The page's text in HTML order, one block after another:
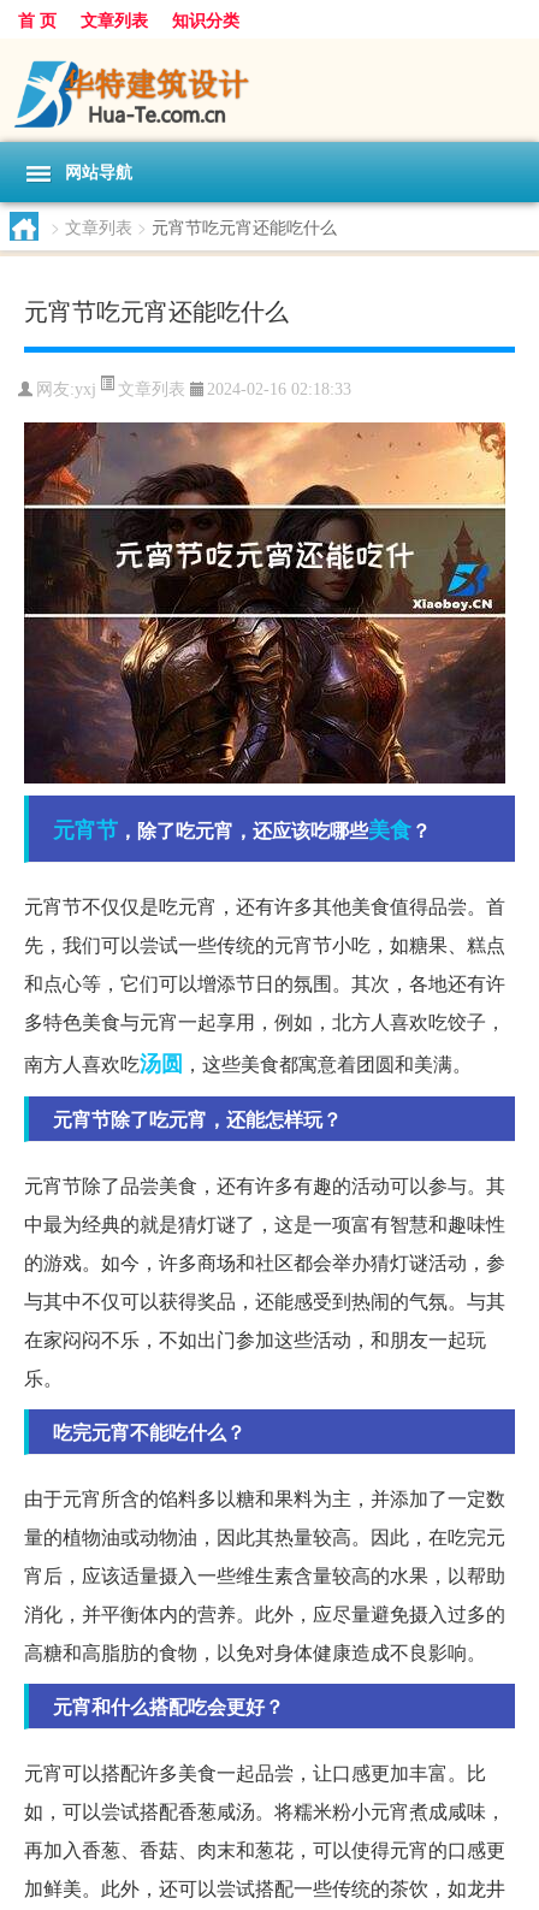
首 页 文章列表 知识分类
网站导航
> 文章列表 > 元宵节吃元宵还能吃什么
元宵节吃元宵还能吃什么
网友:yxj 文章列表 2024-02-16 02:18:33
元宵节 ，除了吃元宵，还应该吃哪些美食？
元宵节不仅仅是吃元宵，还有许多其他美食值得品尝。首
先，我们可以尝试一些传统的元宵节小吃，如糖果、糕点
和点心等，它们可以增添节日的氛围。其次，各地还有许
多特色美食与元宵一起享用，例如，北方人喜欢吃饺子，
南方人喜欢吃汤圆 ，这些美食都寓意着团圆和美满。
元宵节除了吃元宵，还能怎样玩？
元宵节除了品尝美食，还有许多有趣的活动可以参与。其
中最为经典的就是猜灯谜了，这是一项富有智慧和趣味性
的游戏。如今，许多商场和社区都会举办猜灯谜活动，参
与其中不仅可以获得奖品，还能感受到热闹的气氛。与其
在家闷闷不乐，不如出门参加这些活动，和朋友一起玩
乐。
吃完元宵不能吃什么？
由于元宵所含的馅料多以糖和果料为主，并添加了一定数
量的植物油或动物油，因此其热量较高。因此，在吃完元
宵后，应该适量摄入一些维生素含量较高的水果，以帮助
消化，并平衡体内的营养。此外，应尽量避免摄入过多的
高糖和高脂肪的食物，以免对身体健康造成不良影响。
元宵和什么搭配吃会更好？
元宵可以搭配许多美食一起品尝，让口感更加丰富。比
如，可以尝试搭配香葱咸汤。将糯米粉小元宵煮成咸味，
再加入香葱、香菇、肉末和葱花，可以使得元宵的口感更
加鲜美。此外，还可以尝试搭配一些传统的茶饮，如龙井